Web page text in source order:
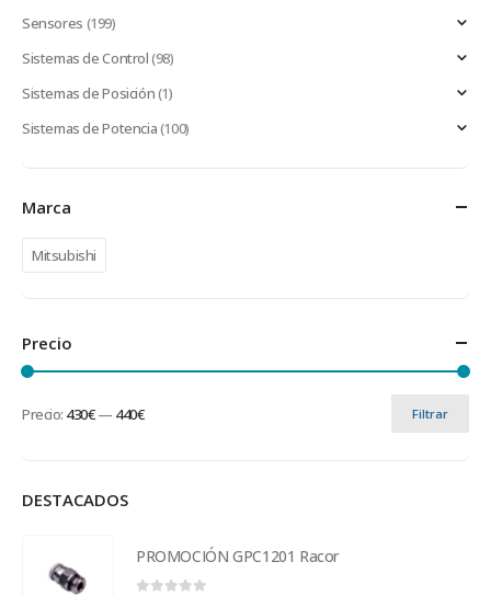
Sensores (199)
Sistemas de Control(98)
Sistemas de Posición(1)
Sistemas de Potencia(100)
Marca
Mitsubishi
Precio
Filtrar
Precio: 430€— 440€
DESTACADOS
PROMOCIÓN GPC1201 Racor